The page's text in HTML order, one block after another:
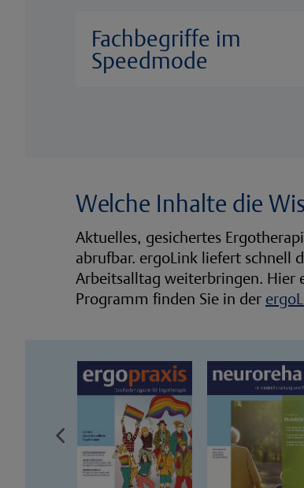
Fachbegriffe im
Speedmode
Welche Inhalte die
Aktuelles, gesichertes
abrufbar. ergoLink liefert schnell
Arbeitsalltag weiterbringen. Hier
Programm finden Sie in der